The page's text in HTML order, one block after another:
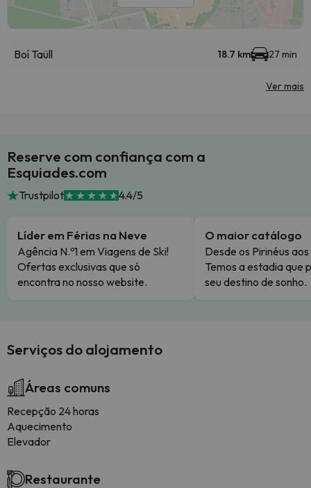
Boí Taüll 18.7 km 27 min
Ver mais
Reserve com confiança com a
Esquiades.com
Trustpilot 4.4/5
Líder em Férias na Neve
Agência N.º1 em Viagens de Ski!
Ofertas exclusivas que só
encontra no nosso website.
O maior catálogo
Desde os Pirinéus
Temos a estadia que
seu destino de sonho.
Serviços do alojamento
Áreas comuns
Recepção 24 horas
Aquecimento
Elevador
Restaurante